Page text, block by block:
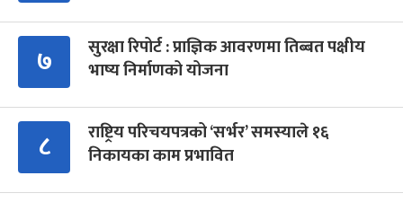
७
सुरक्षा रिपोर्ट : प्राज्ञिक आवरणमा तिब्बत पक्षीय
भाष्य निर्माणको योजना
८
राष्ट्रिय परिचयपत्रको ‘सर्भर’ समस्याले १६
निकायका काम प्रभावित